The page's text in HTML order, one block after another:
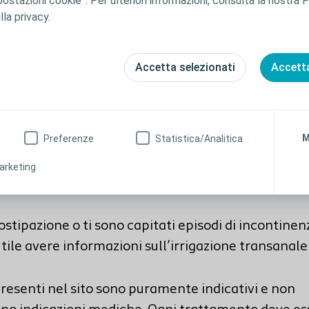
privacy.
Accetta selezionati
Preferenze Statistica/Analitica
possibile il naturale processo di
la sclerosi multipla, oltre ai problemi vescicali
o ti sono capitati episodi di
avere informazioni sull’irrigazione transanale
nel sito sono puramente indicativi e non